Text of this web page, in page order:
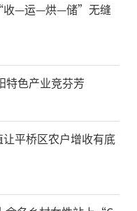
收—运—烘—储”无缝
特色产业竞芬芳
平桥区农户增收有底